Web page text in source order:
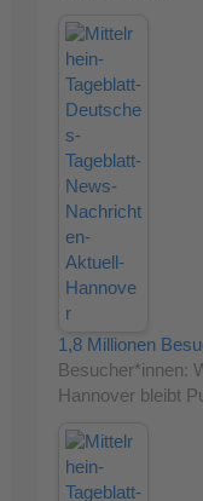
1,8 Millionen
Besucher*innen:
Hannover bleibt